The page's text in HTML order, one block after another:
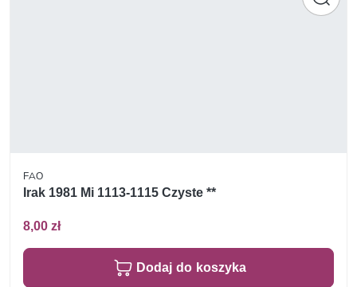
FAO
Irak 1981 Mi 1113-1115 Czyste **
8,00 zł
Dodaj do koszyka